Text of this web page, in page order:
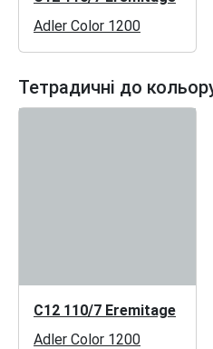
Adler Color 1200
Тетрадичні до
C12 110/7 Eremitage
Adler Color 1200